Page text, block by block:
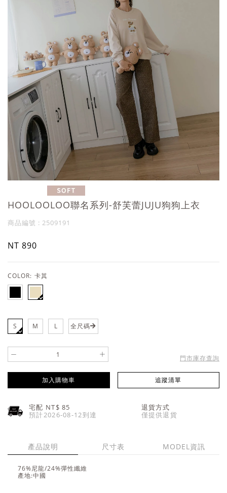
HOOLOOLOO聯名系列-舒芙蕾JUJU狗狗上衣
商品編號 : 2509191
NT 890
COLOR: 卡其
S M L 全尺碼
- + 門市庫存查詢
加入購物車 追蹤清單
宅配 NT$85
預計2026-08-12到達
退貨方式
僅提供退貨
產品說明 尺寸表 MODEL資訊
76%尼龍/24%彈性纖維
產地:中國